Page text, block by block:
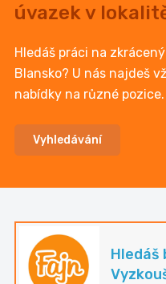
úvazek v
Hledáš práci na
Blansko? U nás najdeš
nabídky na různé pozice.
Vyhledávání
Hledáš